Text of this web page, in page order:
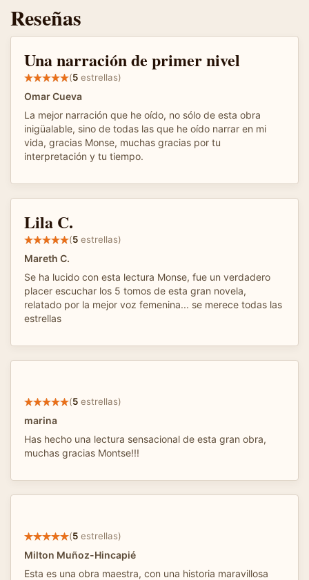
Reseñas
Una narración de primer nivel
(5 estrellas)
Omar Cueva
La mejor narración que he oído, no sólo de esta obra
inigüalable, sino de todas las que he oído narrar en mi
vida, gracias Monse, muchas gracias por tu
interpretación y tu tiempo.
Lila C.
(5 estrellas)
Mareth C.
Se ha lucido con esta lectura Monse, fue un verdadero
placer escuchar los 5 tomos de esta gran novela,
relatado por la mejor voz femenina... se merece todas las
estrellas
(5 estrellas)
marina
Has hecho una lectura sensacional de esta gran obra,
muchas gracias Montse!!!
(5 estrellas)
Milton Muñoz-Hincapié
Esta es una obra maestra, con una historia maravillosa